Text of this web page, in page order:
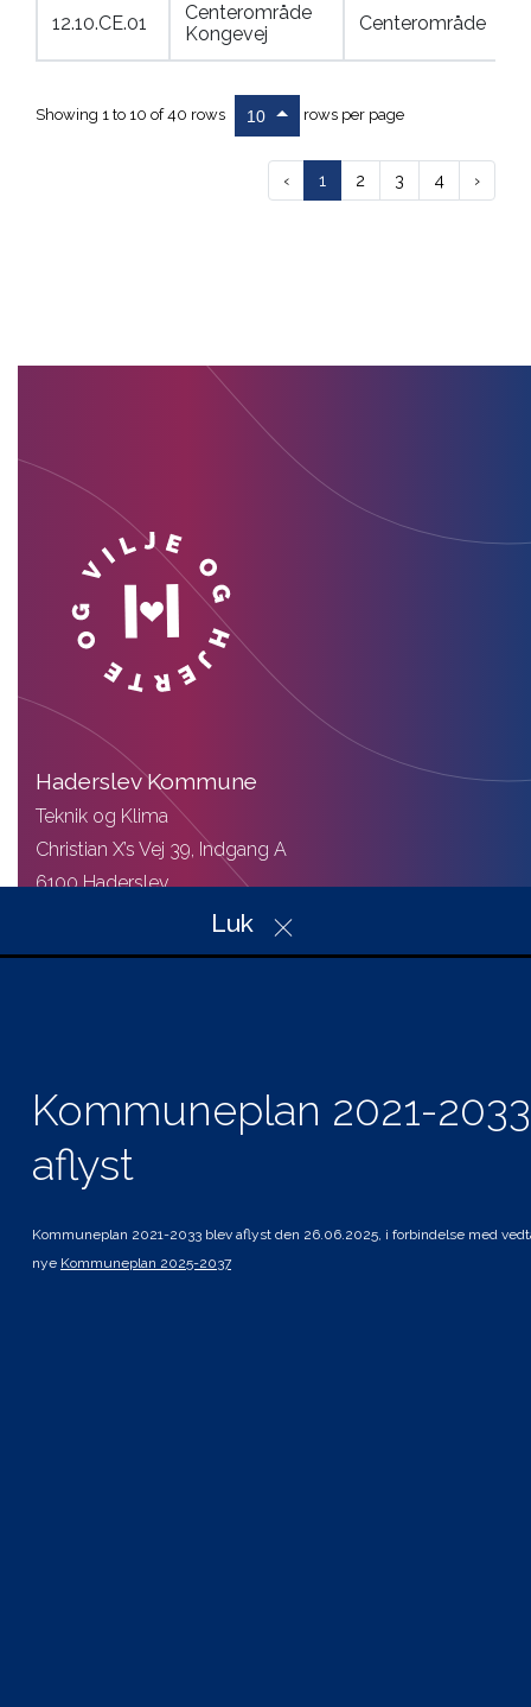
12.10.CE.01
Centerområde
Kongevej
Centerområde
Showing 1 to 10 of 40 rows 10 rows per page
‹ 1 2 3 4 ›
Luk
Kommuneplan 2021-
aflyst
Kommuneplan 2021-2033 blev aflyst den 26.06.2025, i forbindelse med
nye Kommuneplan 2025-2037
Haderslev Kommune
Teknik og Klima
Christian X’s Vej 39, Indgang A
6100 Haderslev
Mail: plan@haderslev.dk
Genveje
Hvad gælder for mig
Planer i høring
Tilgængelighedserklæring
Kolofon